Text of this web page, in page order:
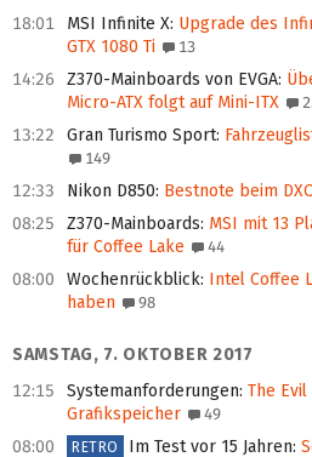
18:01
MSI Infinite X: Upgrade des
GTX 1080 Ti
13
14:26 Z370-Mainboards von EVGA:
Micro-ATX folgt auf Mini-ITX
13:22 Gran Turismo Sport:
149
12:33 Nikon D850: Bestnote beim
08:25 Z370-Mainboards: MSI mit 13
für Coffee Lake
44
08:00 Wochenrückblick: Intel Coffee
haben
98
SAMSTAG, 7. OKTOBER 2017
12:15
Systemanforderungen: The
Grafikspeicher
49
08:00 RETRO Im Test vor 15 Jahren: